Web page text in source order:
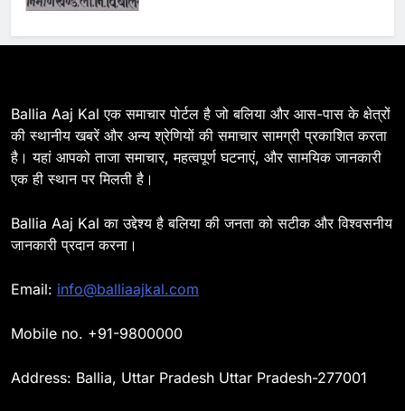
6
BALLIA NATIONAL
7
BALLIA NATIONAL
Ballia : दिल्ली ब्लास्ट के बाद बलिया में
के साथ रेलवे स्टेशन व शहर में किया पैदल
Ballia Aaj Kal एक समाचार पोर्टल है जो बलिया और आस-पास के क्षेत्रों
की स्थानीय खबरें और अन्य श्रेणियों की समाचार सामग्री प्रकाशित करता
है। यहां आपको ताजा समाचार, महत्वपूर्ण घटनाएं, और सामयिक जानकारी
एक ही स्थान पर मिलती है।
Ballia Aaj Kal का उद्देश्य है बलिया की जनता को सटीक और विश्वसनीय
जानकारी प्रदान करना।
Email: info@balliaajkal.com
Mobile no. +91-9800000
Address: Ballia, Uttar Pradesh Uttar Pradesh-277001